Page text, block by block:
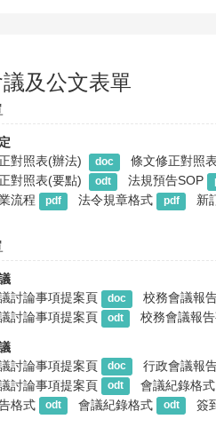
及公文表單
對照表(辦法)
doc 條文修正對照
對照表(要點) odt 法規預告SOP
流程 pdf 法令規章格式 pdf 新
討論事項提案頁
doc 校務會議報
討論事項提案頁 odt 校務會議報
討論事項提案頁
doc 行政會議報
討論事項提案頁 odt 會議紀錄格式
格式 odt 會議紀錄格式 odt 簽